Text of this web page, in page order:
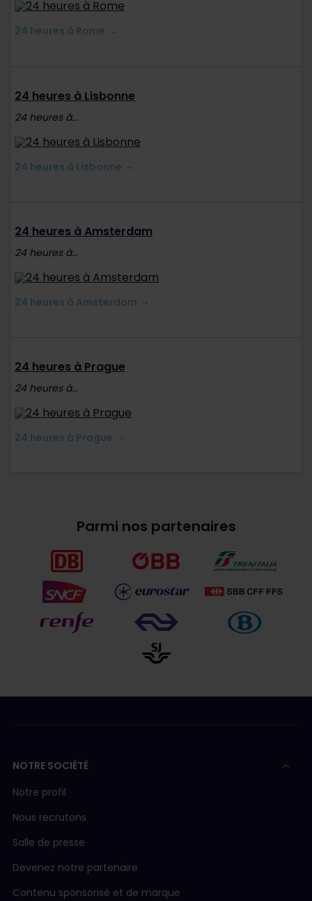
24 heures à Rome
24 heures à Lisbonne
24 heures à...
24 heures à Lisbonne
24 heures à Amsterdam
24 heures à...
24 heures à Amsterdam
24 heures à Prague
24 heures à...
24 heures à Prague
Parmi nos partenaires
NOTRE SOCIÉTÉ
Notre profil
Nous recrutons
Salle de presse
Devenez notre partenaire
Contenu sponsorisé et de marque